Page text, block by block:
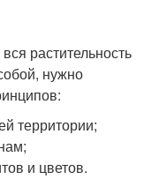
растительность
нужно
территории;
и цветов.